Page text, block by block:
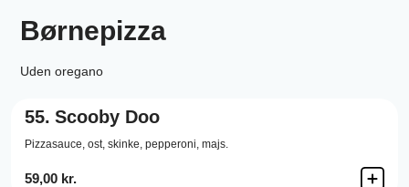
Børnepizza
Uden oregano
55. Scooby Doo
Pizzasauce, ost, skinke, pepperoni, majs.
59,00 kr.